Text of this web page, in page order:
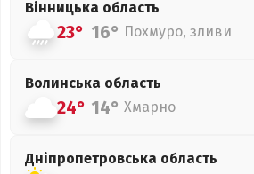
Вінницька область
23° 16° Похмуро, зливи
Волинська область
24° 14° Хмарно
Дніпропетровська область